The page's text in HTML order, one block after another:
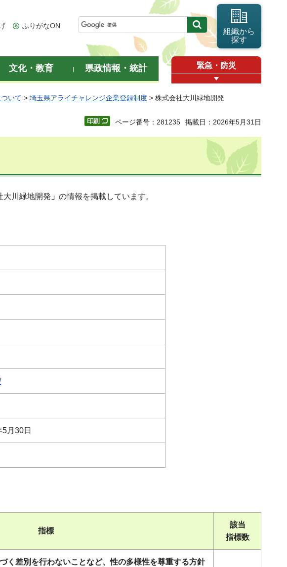
ふりがなON
組織から
探す
文化・教育 県政情報・統計 緊急・防災
いて > 埼玉県アライチャレンジ企業登録制度 > 株式会社大川緑地開発
ページ番号：281235 掲載日：2026年5月31日
大川緑地開発 」 の情報を掲載しています。
月30日
指標
該当
指標数
く差別を行わないことなど、性の多様性を尊重する方針